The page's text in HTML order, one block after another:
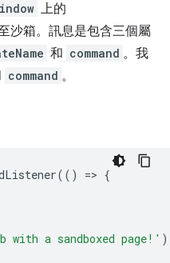
上的
沙箱。訊息是包含三個屬
和 command 。我
command 。
(() => {
with a sandboxed page!'